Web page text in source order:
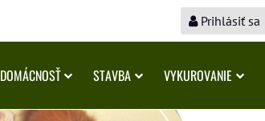
Prihlásiť sa
DOMÁCNOSŤ STAVBA VYKUROVANIE